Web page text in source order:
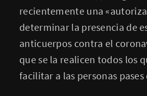
recientemente una
determinar la presencia de
anticuerpos contra el
que se la realicen todos los
facilitar a las personas